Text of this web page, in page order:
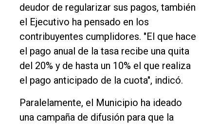
deudor de regularizar sus pagos, también
el Ejecutivo ha pensado en los
contribuyentes cumplidores. "El que hace
el pago anual de la tasa recibe una quita
del 20% y de hasta un 10% el que realiza
el pago anticipado de la cuota", indicó.
Paralelamente, el Municipio ha ideado
una campaña de difusión para que la